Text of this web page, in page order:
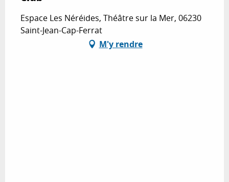
Espace Les Néréides, Théâtre sur la Mer, 06230
Saint-Jean-Cap-Ferrat
M'y rendre